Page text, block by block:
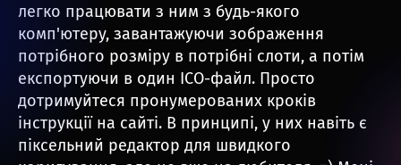
легко працювати з ним з будь-якого
комп'ютеру, завантажуючи зображення
потрібного розміру в потрібні слоти, а потім
експортуючи в один ICO-файл. Просто
дотримуйтеся пронумерованих кроків
інструкції на сайті. В принципі, у них навіть є
піксельний редактор для швидкого